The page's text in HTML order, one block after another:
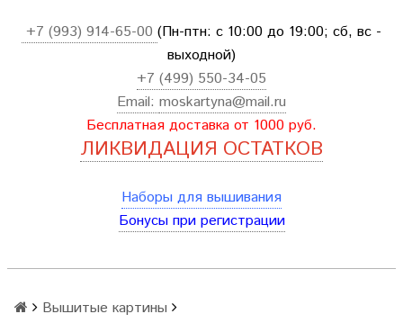
+7 (993) 914-65-00 (Пн-птн: с 10:00 до 19:00; сб, вс -
выходной)
+7 (499) 550-34-05
Email: moskartyna@mail.ru
Бесплатная доставка от 1000 руб.
ЛИКВИДАЦИЯ ОСТАТКОВ
Наборы для вышивания
Бонусы при регистрации
Вышитые картины